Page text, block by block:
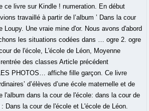
ce livre sur Kindle ! numeration. En début
travaillé à partir de l’album ’ Dans la cour
Loupy. Une vraie mine d'or. Nous avons d'abord
les situations codées dans … ogre 2. ogre
de l'école, L'école de Léon, Moyenne
des classes Article précédent
PHOTOS… affiche fille garçon. Ce livre
d’élèves d’une école maternelle et de
l'album dans la cour de l'école: dans la cour de
Dans la cour de l'école et L'école de Léon.